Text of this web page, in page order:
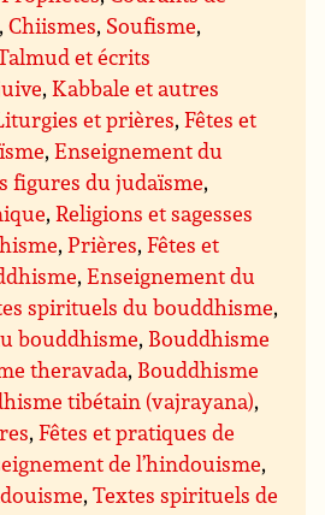
,Chiismes, Soufisme,
et écrits
,Kabbale et autres
et prières,Fêtes et
,Enseignement du
figures du judaïsme,
,Religions et sagesses
,Prières,Fêtes et
,Enseignement du
spirituels du bouddhisme,
bouddhisme, Bouddhisme
theravada, Bouddhisme
tibétain (vajrayana),
,Fêtes et pratiques de
de l’hindouisme,
,Textes spirituels de